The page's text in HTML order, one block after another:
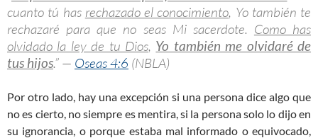
cuanto tú has rechazado el conocimiento, Yo también te
rechazaré para que no seas Mi sacerdote. Como has
olvidado la ley de tu Dios, Yo también me olvidaré de
tus hijos.” — Oseas 4:6 (NBLA)
Por otro lado, hay una excepción si una persona dice algo que
no es cierto, no siempre es mentira, si la persona solo lo dijo en
su ignorancia, o porque estaba mal informado o equivocado,